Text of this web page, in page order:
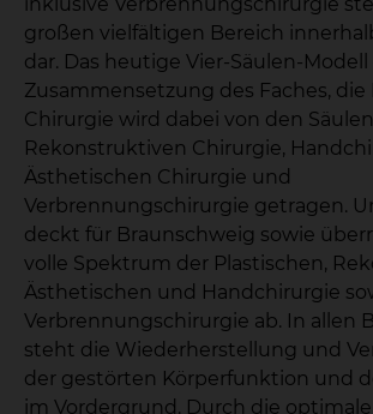
großen vielfältigen Bereich
dar. Das heutige Vier-Säulen-
Zusammensetzung des Faches, die
Chirurgie wird dabei von den
Rekonstruktiven Chirurgie,
Ästhetischen Chirurgie und
Verbrennungschirurgie getragen.
deckt für Braunschweig sowie
volle Spektrum der Plastischen,
Ästhetischen und Handchirurgie
Verbrennungschirurgie ab. In allen
steht die Wiederherstellung und
der gestörten Körperfunktion und
im Vordergrund. Durch die